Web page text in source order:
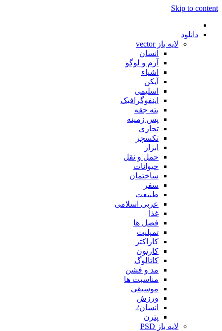
Skip to content
دانلود
لایه باز vector
انسان
آرم و لوگو
اشیاء
آیکن
اسلیمی
اینفوگرافیک
بته جقه
پس زمینه
تجاری
تکسچر
ابزار
حمل و نقل
حیوانات
ساختمان
سفر
طبیعت
عربی اسلامی
غذا
فصل ها
تمپلیت
کاراکتر
کارتون
کاتالوگ
مد و فشن
مناسبت ها
موسیقی
ورزش
انسان2
پترن
لایه باز PSD